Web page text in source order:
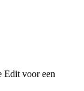
Edit voor een